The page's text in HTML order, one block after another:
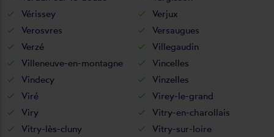
Vérissey
Verjux
Verosvres
Versaugues
Verzé
Villegaudin
Villeneuve-en-montagne
Vincelles
Vindecy
Vinzelles
Viré
Virey-le-grand
Viry
Vitry-en-charollais
Vitry-lès-cluny
Vitry-sur-loire